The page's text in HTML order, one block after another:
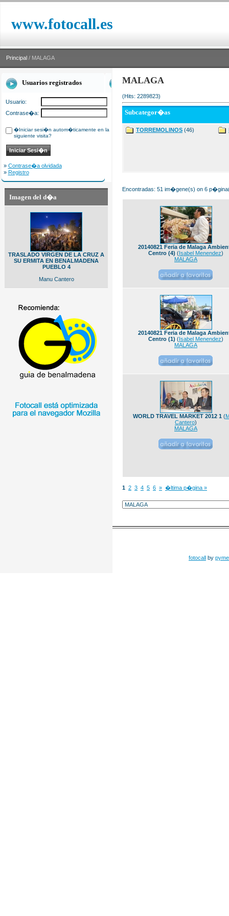
www.fotocall.es
Principal / MALAGA
Usuarios registrados
Usuario:
Contrase�a:
�Iniciar sesi�n autom�ticamente en la
siguiente visita?
» Contrase�a olvidada
» Registro
Imagen del d�a
TRASLADO VIRGEN DE LA CRUZ A
SU ERMITA EN BENALMADENA
PUEBLO 4
Manu Cantero
MALAGA
(Hits: 2289823)
Subcategor�as
TORREMOLINOS (46)
Encontradas: 51 im�gene(s) on 6
20140821 Feria de Malaga
Centro (4) (Isabel Menendez)
MALAGA
20140821 Feria de Malaga
Centro (1) (Isabel Menendez)
MALAGA
WORLD TRAVEL MARKET 2012 1(
Cantero)
MALAGA
1 2 3 4 5 6 » �ltima p�gina »
fotocall by